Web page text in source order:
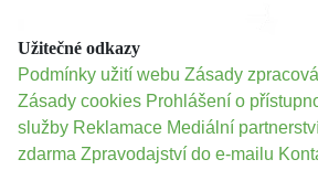
Užitečné odkazy
Podmínky užití webu Zásady
Zásady cookies Prohlášení o
služby Reklamace Mediální partnerství
zdarma Zpravodajství do e-mailu